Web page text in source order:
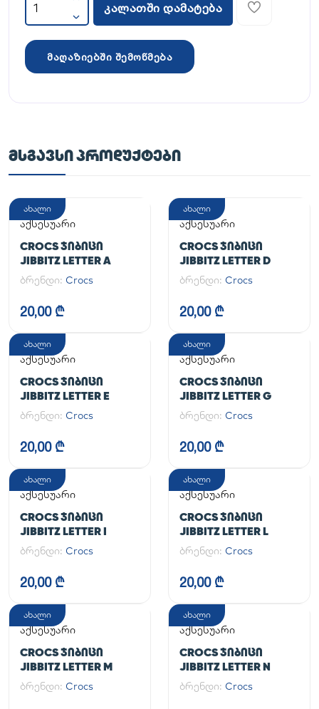
კალათში დამატება
მაღაზიებში შემოწმება
ᲛᲡᲒᲐᲕᲡᲘ ᲞᲠᲝᲓᲣᲥᲢᲔᲑᲘ
ახალი
აქსესუარი
CROCS ᲯᲘᲑᲘᲪᲘ
JIBBITZ LETTER A
ბრენდი: Crocs
20,00 ₾
ახალი
აქსესუარი
CROCS ᲯᲘᲑᲘᲪᲘ
JIBBITZ LETTER D
ბრენდი: Crocs
20,00 ₾
ახალი
აქსესუარი
CROCS ᲯᲘᲑᲘᲪᲘ
JIBBITZ LETTER E
ბრენდი: Crocs
20,00 ₾
ახალი
აქსესუარი
CROCS ᲯᲘᲑᲘᲪᲘ
JIBBITZ LETTER G
ბრენდი: Crocs
20,00 ₾
ახალი
აქსესუარი
CROCS ᲯᲘᲑᲘᲪᲘ
JIBBITZ LETTER I
ბრენდი: Crocs
20,00 ₾
ახალი
აქსესუარი
CROCS ᲯᲘᲑᲘᲪᲘ
JIBBITZ LETTER L
ბრენდი: Crocs
20,00 ₾
ახალი
აქსესუარი
CROCS ᲯᲘᲑᲘᲪᲘ
JIBBITZ LETTER M
ბრენდი: Crocs
ახალი
აქსესუარი
CROCS ᲯᲘᲑᲘᲪᲘ
JIBBITZ LETTER N
ბრენდი: Crocs